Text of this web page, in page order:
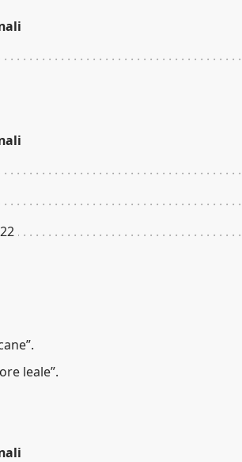
leale”.